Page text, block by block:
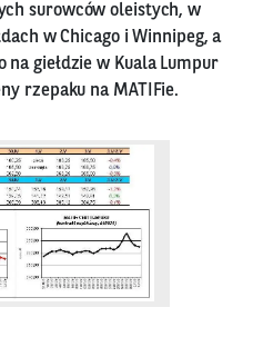
surowców oleistych, w
w Chicago i Winnipeg, a
giełdzie w Kuala Lumpur
rzepaku na MATIFie.